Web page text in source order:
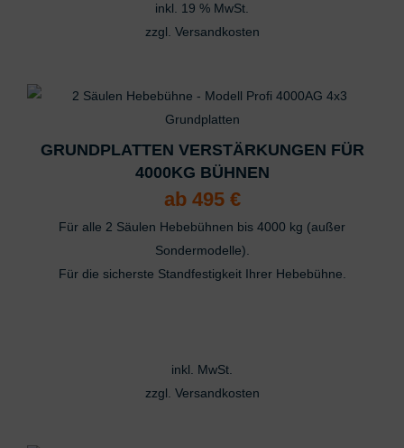
inkl. 19 % MwSt.
zzgl. Versandkosten
GRUNDPLATTEN VERSTÄRKUNGEN FÜR
4000KG BÜHNEN
ab 495 €
Für alle 2 Säulen Hebebühnen bis 4000 kg (außer
Sondermodelle).
Für die sicherste Standfestigkeit Ihrer Hebebühne.
inkl. MwSt.
zzgl. Versandkosten